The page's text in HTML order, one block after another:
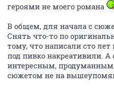
героями не моего романа
В общем, для начала с
Снять что-то по
тому, что написали сто
под пивко накреативили. А
интересным,
сюжетом не на